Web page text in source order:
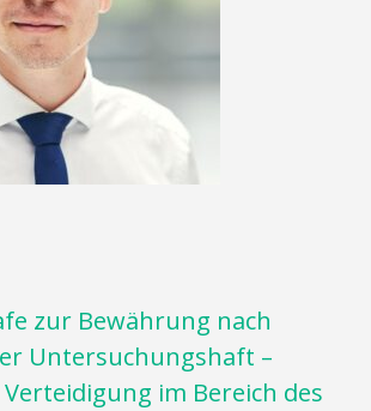
zur Bewährung nach
Untersuchungshaft –
im Bereich des